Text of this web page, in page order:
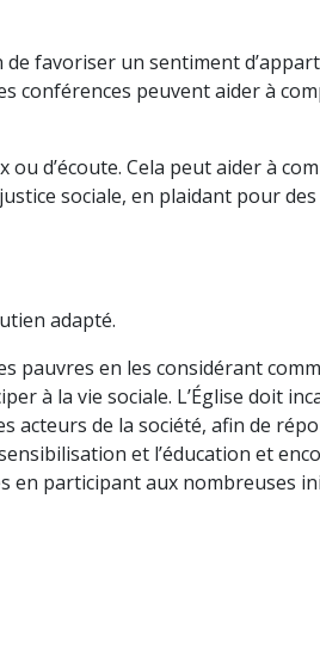
favoriser un sentiment
conférences peuvent aider à
d’écoute. Cela peut aider à
sociale, en plaidant pour
adapté.
pauvres en les considérant
à la vie sociale. L’Église doit
acteurs de la société, afin de
et l’éducation et
en participant aux nombreuses